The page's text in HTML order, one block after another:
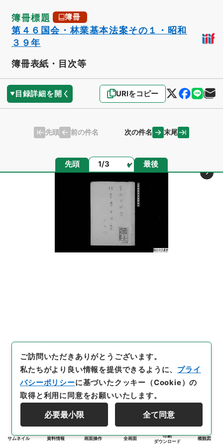
簿冊標題 簿冊
第４６国会・林業基本法案その１・昭和
３９年
簿冊表紙・目次等
目録詳細を開く URIをコピー
先頭 前の件名 次の件名 末尾
先頭 ページ 最後
サムネイル 資料情報 画面操作 全画面
印刷
ダウンロード
概観図
ご訪問いただきありがとうございます。
私たちがより良い情報を提供できるように、 プライ
バシーポリシーに基づいたクッキー（Cookie）の
取得と利用に同意をお願いいたします。
必要最小限 全て同意